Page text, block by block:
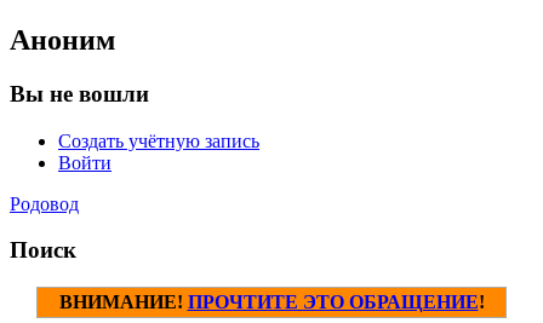
Аноним
Вы не вошли
Создать учётную запись
Войти
Родовод
Поиск
ВНИМАНИЕ! ПРОЧТИТЕ ЭТО ОБРАЩЕНИЕ!